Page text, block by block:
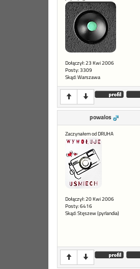
Dołączył: 23 Kwi 2006
Posty: 3309
Skąd: Warszawa
powalos
Zaczynałem od DRUHA
Dołączył: 20 Kwi 2006
Posty: 6416
Skąd: Stęszew (pyrlandia)